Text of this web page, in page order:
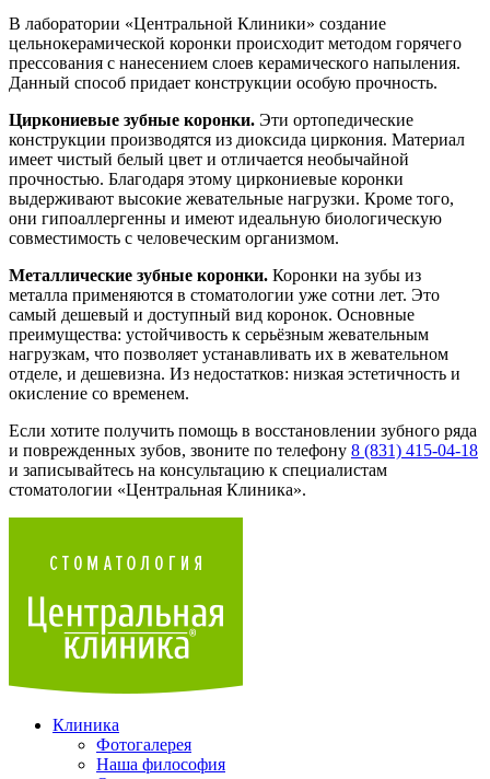
В лаборатории «Центральной Клиники» создание
цельнокерамической коронки происходит методом горячего
прессования с нанесением слоев керамического напыления.
Данный способ придает конструкции особую прочность.
Циркониевые зубные коронки. Эти ортопедические
конструкции производятся из диоксида циркония. Материал
имеет чистый белый цвет и отличается необычайной
прочностью. Благодаря этому циркониевые коронки
выдерживают высокие жевательные нагрузки. Кроме того,
они гипоаллергенны и имеют идеальную биологическую
совместимость с человеческим организмом.
Металлические зубные коронки. Коронки на зубы из
металла применяются в стоматологии уже сотни лет. Это
самый дешевый и доступный вид коронок. Основные
преимущества: устойчивость к серьёзным жевательным
нагрузкам, что позволяет устанавливать их в жевательном
отделе, и дешевизна. Из недостатков: низкая эстетичность и
окисление со временем.
Если хотите получить помощь в восстановлении зубного ряда
и поврежденных зубов, звоните по телефону 8 (831) 415-04-18
и записывайтесь на консультацию к специалистам
стоматологии «Центральная Клиника».
Клиника
Фотогалерея
Наша философия